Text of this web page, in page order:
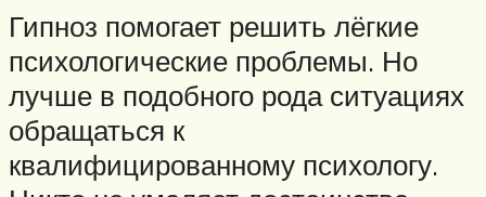
Гипноз помогает решить лёгкие
психологические проблемы. Но
лучше в подобного рода ситуациях
обращаться к
квалифицированному психологу.